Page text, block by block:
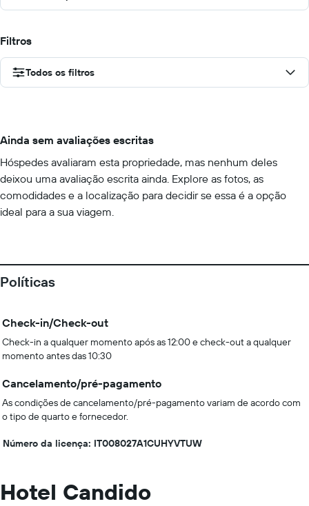
Filtros
Todos os filtros
Ainda sem avaliações escritas
Hóspedes avaliaram esta propriedade, mas nenhum deles
deixou uma avaliação escrita ainda. Explore as fotos, as
comodidades e a localização para decidir se essa é a opção
ideal para a sua viagem.
Políticas
Check-in/Check-out
Check-in a qualquer momento após as 12:00 e check-out a qualquer
momento antes das 10:30
Cancelamento/pré-pagamento
As condições de cancelamento/pré-pagamento variam de acordo com
o tipo de quarto e fornecedor.
Número da licença: IT008027A1CUHYVTUW
Hotel Candido